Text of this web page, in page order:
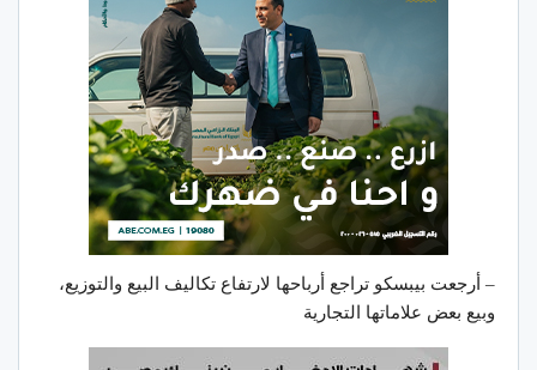
– أرجعت بيبسكو تراجع أرباحها لارتفاع تكاليف البيع والتوزيع،
وبيع بعض علاماتها التجارية